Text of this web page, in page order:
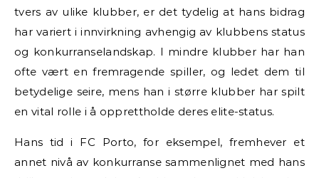
tvers av ulike klubber, er det tydelig at hans bidrag
har variert i innvirkning avhengig av klubbens status
og konkurranselandskap. I mindre klubber har han
ofte vært en fremragende spiller, og ledet dem til
betydelige seire, mens han i større klubber har spilt
en vital rolle i å opprettholde deres elite-status.
Hans tid i FC Porto, for eksempel, fremhever et
annet nivå av konkurranse sammenlignet med hans